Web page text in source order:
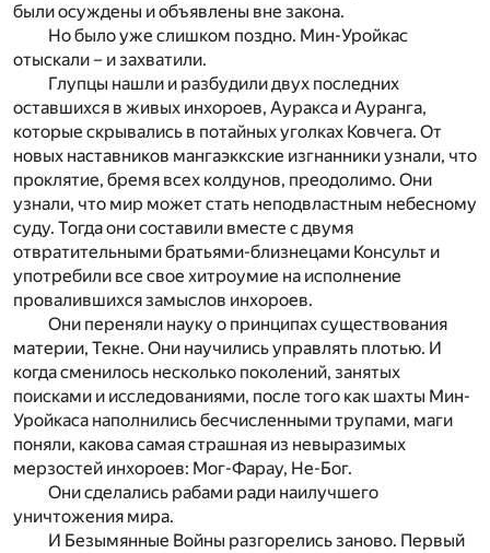
были осуждены и объявлены вне закона.
Но было уже слишком поздно. Мин-Уройкас
отыскали – и захватили.
Глупцы нашли и разбудили двух последних
оставшихся в живых инхороев, Ауракса и Ауранга,
которые скрывались в потайных уголках Ковчега. От
новых наставников мангаэккские изгнанники узнали, что
проклятие, бремя всех колдунов, преодолимо. Они
узнали, что мир может стать неподвластным небесному
суду. Тогда они составили вместе с двумя
отвратительными братьями-близнецами Консульт и
употребили все свое хитроумие на исполнение
провалившихся замыслов инхороев.
Они переняли науку о принципах существования
материи, Текне. Они научились управлять плотью. И
когда сменилось несколько поколений, занятых
поисками и исследованиями, после того как шахты Мин-
Уройкаса наполнились бесчисленными трупами, маги
поняли, какова самая страшная из невыразимых
мерзостей инхороев: Мог-Фарау, Не-Бог.
Они сделались рабами ради наилучшего
уничтожения мира.
И Безымянные Войны разгорелись заново. Первый